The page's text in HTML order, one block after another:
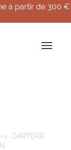
à partir de 300 €
CARTERIE